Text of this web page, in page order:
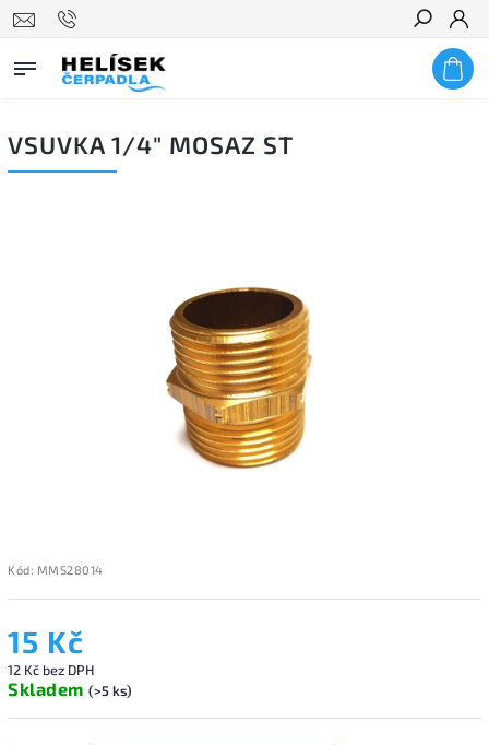
Hledat
VSUVKA 1/4" MOSAZ ST
Kód: MMS28014
15 Kč
12 Kč bez DPH
Skladem (>5 ks)